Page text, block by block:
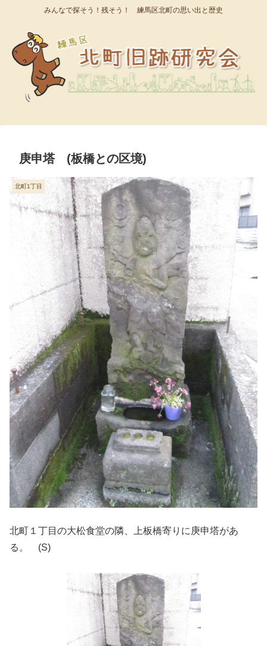
みんなで探そう！残そう！ 練馬区北町の思い出と歴史
庚申塔 (板橋との区境)
北町1丁目
北町１丁目の大松食堂の隣、上板橋寄りに庚申塔があ
る。 (S)